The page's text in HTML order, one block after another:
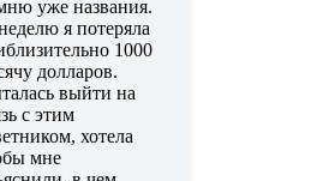
уже названия.
я потеряла
1000
долларов.
выйти на
с этим
хотела
мне